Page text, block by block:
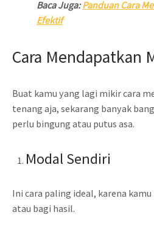
Baca Juga:Panduan Cara
Efektif
Cara Mendapatkan
Buat kamu yang lagi mikir cara
tenang aja, sekarang banyak
perlu bingung atau putus asa.
Modal Sendiri
Ini cara paling ideal, karena
atau bagi hasil.